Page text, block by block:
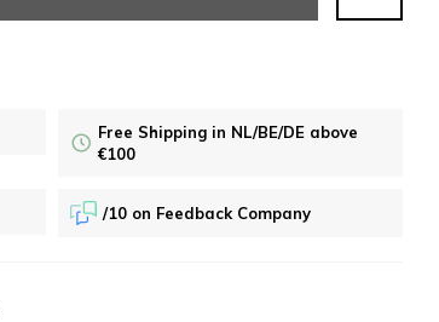
Free Shipping in NL/BE/DE above
€100
/10 on Feedback Company